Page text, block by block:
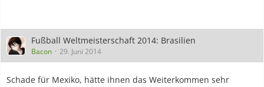
Fußball Weltmeisterschaft 2014: Brasilien
Bacon 29. Juni 2014
Schade für Mexiko, hätte ihnen das Weiterkommen sehr